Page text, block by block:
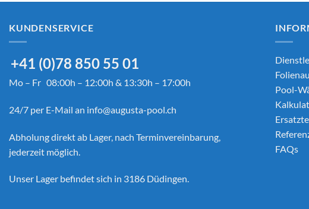
KUNDENSERVICE
+41 (0)78 850 55 01
Mo – Fr 08:00h – 12:00h & 13:30h – 17:00h
24/7 per E-Mail an info@augusta-pool.ch
Abholung direkt ab Lager, nach Terminvereinbarung,
jederzeit möglich.
Unser Lager befindet sich in 3186 Düdingen.
Pool-
FAQs